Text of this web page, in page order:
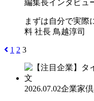
編集長インタビュ
まずは自分で実
料 社長 鳥越淳司
1 2 3
2026.07.02企業家